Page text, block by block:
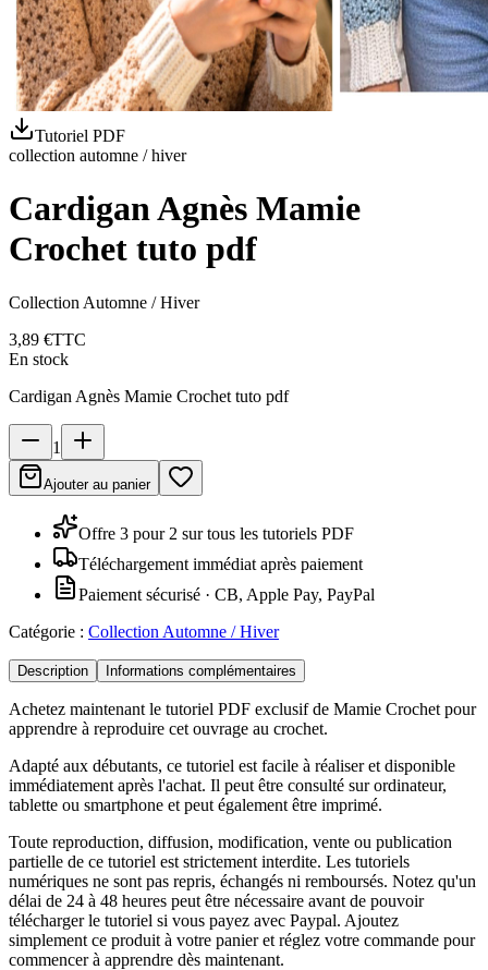
Tutoriel PDF
collection automne / hiver
Cardigan Agnès Mamie
Crochet tuto pdf
Collection Automne / Hiver
3,89 €TTC
En stock
Cardigan Agnès Mamie Crochet tuto pdf
1
Ajouter au panier
Offre 3 pour 2 sur tous les tutoriels PDF
Téléchargement immédiat après paiement
Paiement sécurisé · CB, Apple Pay, PayPal
Catégorie : Collection Automne / Hiver
Description Informations complémentaires
Achetez maintenant le tutoriel PDF exclusif de Mamie Crochet pour
apprendre à reproduire cet ouvrage au crochet.
Adapté aux débutants, ce tutoriel est facile à réaliser et disponible
immédiatement après l'achat. Il peut être consulté sur ordinateur,
tablette ou smartphone et peut également être imprimé.
Toute reproduction, diffusion, modification, vente ou publication
partielle de ce tutoriel est strictement interdite. Les tutoriels
numériques ne sont pas repris, échangés ni remboursés. Notez qu'un
délai de 24 à 48 heures peut être nécessaire avant de pouvoir
télécharger le tutoriel si vous payez avec Paypal. Ajoutez
simplement ce produit à votre panier et réglez votre commande pour
commencer à apprendre dès maintenant.